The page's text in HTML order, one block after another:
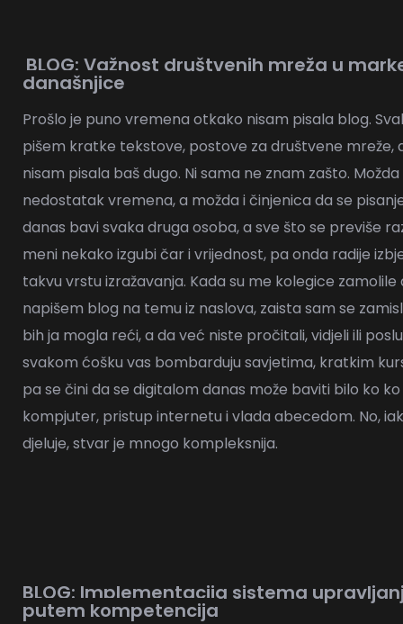
BLOG: Važnost društvenih mreža u
današnjice
Prošlo je puno vremena otkako nisam pisala blog.
pišem kratke tekstove, postove za društvene mreže,
nisam pisala baš dugo. Ni sama ne znam zašto. Možda
nedostatak vremena, a možda i činjenica da se
danas bavi svaka druga osoba, a sve što se previše
meni nekako izgubi čar i vrijednost, pa onda radije
takvu vrstu izražavanja. Kada su me kolegice zamolile
napišem blog na temu iz naslova, zaista sam se
bih ja mogla reći, a da već niste pročitali, vidjeli ili
svakom ćošku vas bombarduju savjetima, kratkim
pa se čini da se digitalom danas može baviti bilo ko
kompjuter, pristup internetu i vlada abecedom. No,
djeluje, stvar je mnogo kompleksnija.
BLOG: Implementacija sistema
putem kompetencija